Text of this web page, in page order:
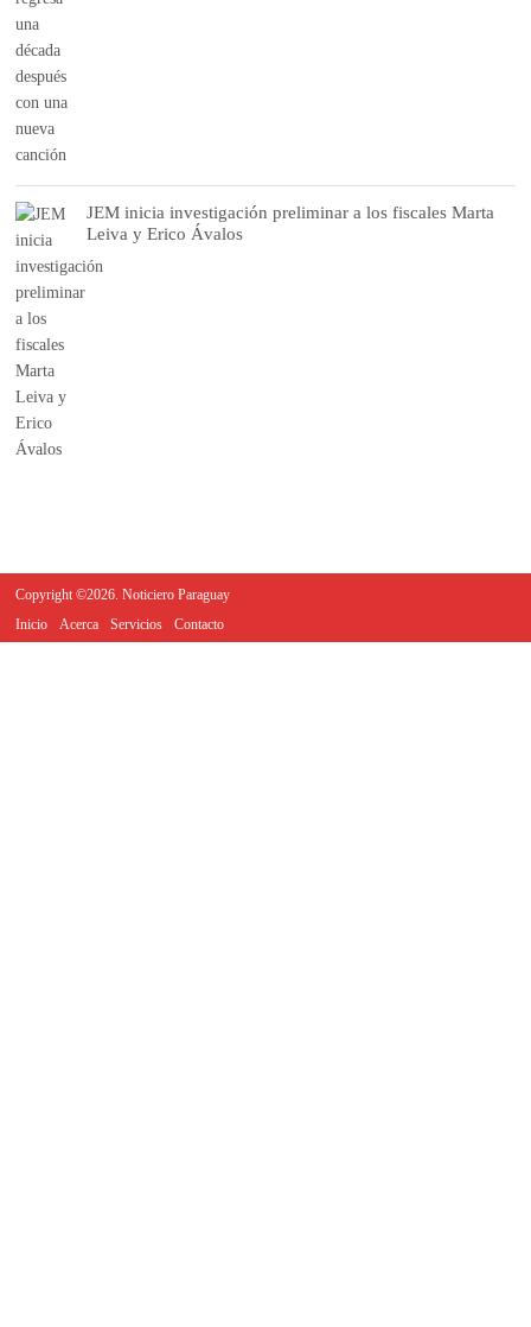
JEM inicia investigación preliminar a los fiscales Marta
Leiva y Erico Ávalos
Copyright ©2026. Noticiero Paraguay
Inicio
Acerca Servicios Contacto